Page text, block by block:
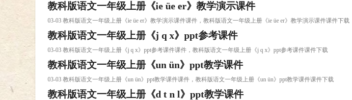
教科版语文一年级上册《ie üe er》教学演示课件
03-03 教科版语文一年级上册《ie üe er》教学演示课件课件，教科版语文一年级上册《ie üe er》教学演示课件课件下载
教科版语文一年级上册《j q x》ppt参考课件
03-03 教科版语文一年级上册《j q x》ppt参考课件课件，教科版语文一年级上册《j q x》ppt参考课件课件下载
教科版语文一年级上册《un ün》ppt教学课件
03-03 教科版语文一年级上册《un ün》ppt教学课件课件，教科版语文一年级上册《un ün》ppt教学课件课件下载
教科版语文一年级上册《d t n l》ppt教学课件